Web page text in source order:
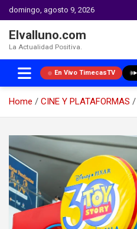
domingo, agosto 9, 2026
Elvalluno.com
La Actualidad Positiva.
En Vivo TimecasTV
Home CINE Y PLATAFORMAS
content